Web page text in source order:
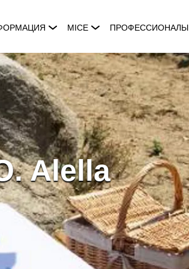
MICE ПРОФЕССИОНАЛЫ
Alella